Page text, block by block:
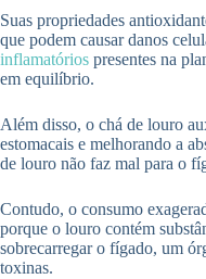
Suas propriedades
que podem causar danos
inflamatórios presentes na
em equilíbrio.
Além disso, o chá de louro
estomacais e melhorando a
de louro não faz mal para o
Contudo, o consumo
porque o louro contém
sobrecarregar o fígado, um
toxinas.